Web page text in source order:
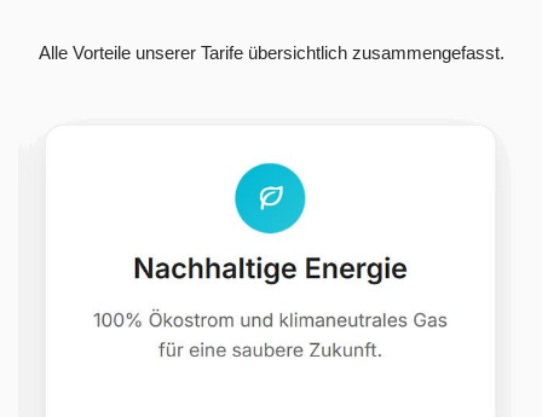
Alle Vorteile unserer Tarife übersichtlich zusammengefasst.